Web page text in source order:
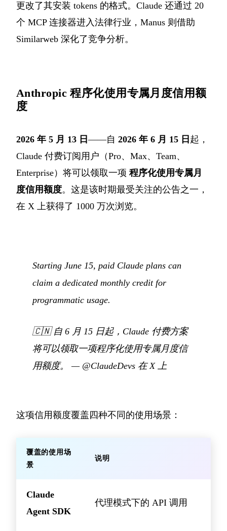
更改了其安装 tokens 的格式。Claude 还通过 20
个 MCP 连接器进入法律行业，Manus 则借助
Similarweb 深化了竞争分析。
Anthropic 程序化使用专属月度信用额
度
2026 年 5 月 13 日——自 2026 年 6 月 15 日 起，
Claude 付费订阅用户（Pro、Max、Team、
Enterprise）将可以领取一项 程序化使用专属月
度信用额度。这是该时期最受关注的公告之一，
在 X 上获得了 1000 万次浏览。
Starting June 15, paid Claude plans can
claim a dedicated monthly credit for
programmatic usage.
🇨🇳 自 6 月 15 日起，Claude 付费方案
将可以领取一项程序化使用专属月度信
用额度。
— @ClaudeDevs 在 X 上
这项信用额度覆盖四种不同的使用场景：
覆盖的使用场
景
说明
Claude
Agent SDK
代理模式下的 API 调用